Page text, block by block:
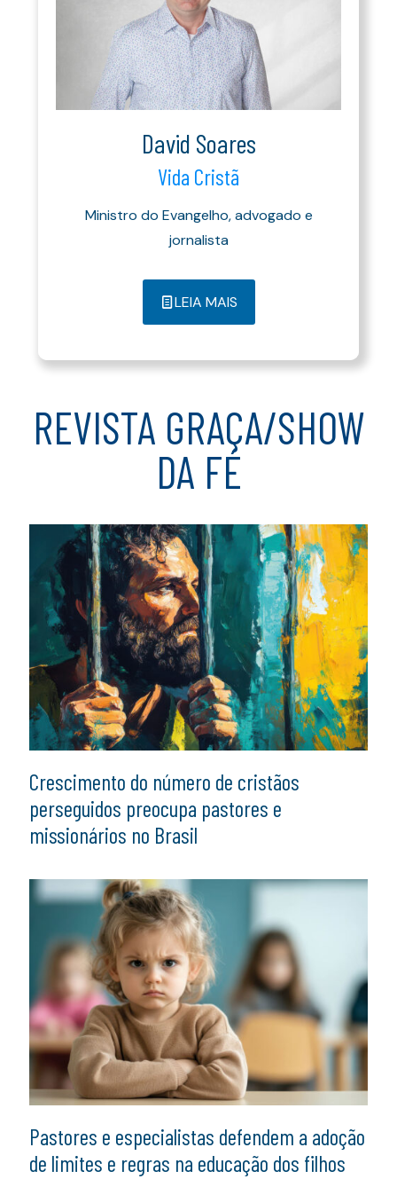
David Soares
Vida Cristã
Ministro do Evangelho, advogado e
jornalista
LEIA MAIS
REVISTA GRAÇA/SHOW
DA FÉ
Crescimento do número de cristãos
perseguidos preocupa pastores e
missionários no Brasil
Pastores e especialistas defendem a adoção
de limites e regras na educação dos filhos